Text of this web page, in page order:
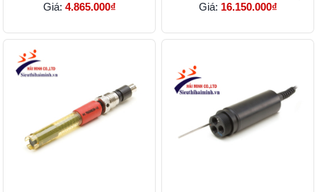
Giá: 4.865.000₫ Giá: 16.150.000₫